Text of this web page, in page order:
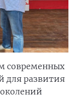
современных
для развития